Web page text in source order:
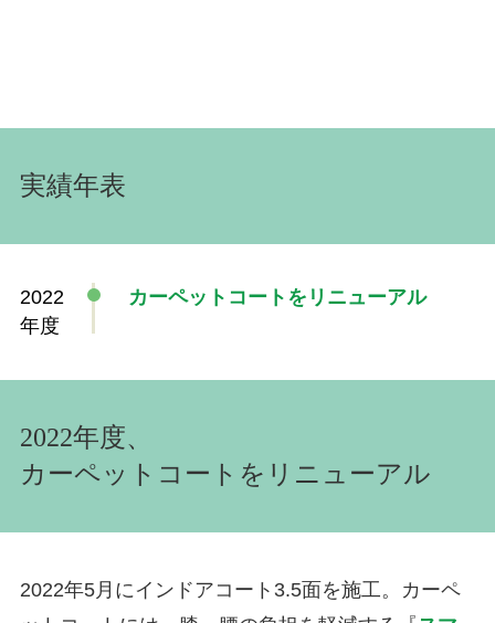
実績年表
2022
年度
カーペットコートをリニューアル
2022年度、
カーペットコートをリニューアル
2022年5月にインドアコート3.5面を施工。カーペ